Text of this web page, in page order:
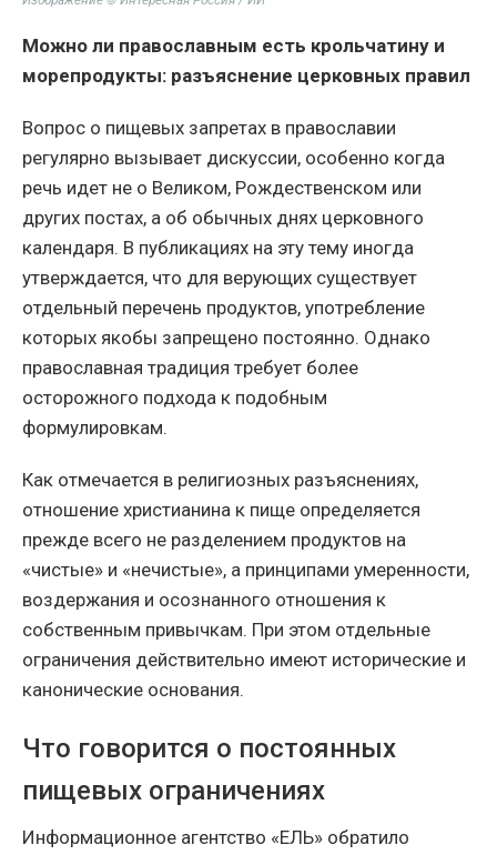
Можно ли православным есть крольчатину и
морепродукты: разъяснение церковных правил
Вопрос о пищевых запретах в православии
регулярно вызывает дискуссии, особенно когда
речь идет не о Великом, Рождественском или
других постах, а об обычных днях церковного
календаря. В публикациях на эту тему иногда
утверждается, что для верующих существует
отдельный перечень продуктов, употребление
которых якобы запрещено постоянно. Однако
православная традиция требует более
осторожного подхода к подобным
формулировкам.
Как отмечается в религиозных разъяснениях,
отношение христианина к пище определяется
прежде всего не разделением продуктов на
«чистые» и «нечистые», а принципами умеренности,
воздержания и осознанного отношения к
собственным привычкам. При этом отдельные
ограничения действительно имеют исторические и
канонические основания.
Что говорится о постоянных
пищевых ограничениях
Информационное агентство «ЕЛЬ» обратило